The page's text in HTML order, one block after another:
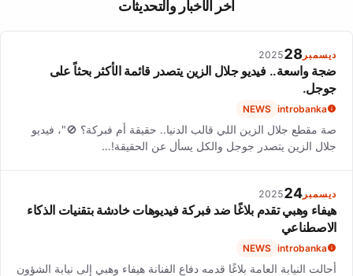
المهارة والثبات المعروضة بدلاً من التسويق.
آخر الأخبار والتحديثات
ديسمبر 28
2025
ضجة واسعة.. فيديو جلال الزين يتصدر قائمة الأكثر بحثاً على
جوجل.
introbanka
NEWS
صة مقطع جلال الزين اللي قالب الدنيا.. حقيقة أم فبركة؟ 🚫"، فيديو
جلال الزين يتصدر جوجل والكل يسأل عن الحقيقة!…
ديسمبر 24
2025
هيفاء وهبي تقدم بلاغًا ضد فبركة فيديوهات خادشة بتقنيات الذكاء
الاصطناعي
introbanka
NEWS
أحالت النيابة العامة بلاغًا قدمه دفاع الفنانة هيفاء وهبي إلى نيابة الشؤون